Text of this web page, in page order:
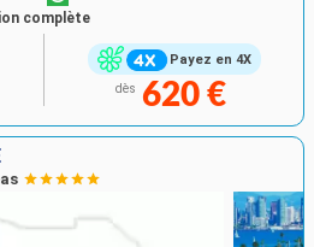
Payez en 4X
complète
dès 620 €